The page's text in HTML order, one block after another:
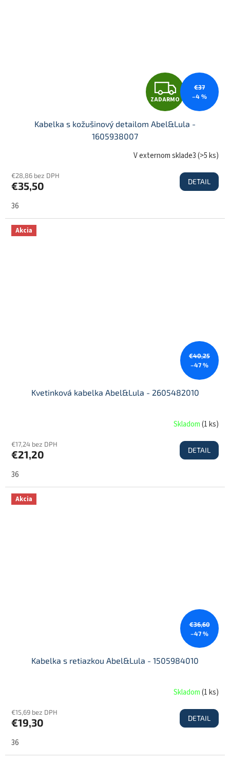
Z
A
D
A
R
ZADARMO
€37
–4 %
Kabelka s kožušinový detailom Abel&Lula -
1605938007
V externom sklade3(>5 ks)
€28,86 bez DPH
€35,50 DETAIL
36
Akcia
€40,25
–47 %
Kvetinková kabelka Abel&Lula - 2605482010
Skladom(1 ks)
€17,24 bez DPH
€21,20 DETAIL
36
Akcia
€36,60
–47 %
Kabelka s retiazkou Abel&Lula - 1505984010
Skladom(1 ks)
€15,69 bez DPH
€19,30 DETAIL
36